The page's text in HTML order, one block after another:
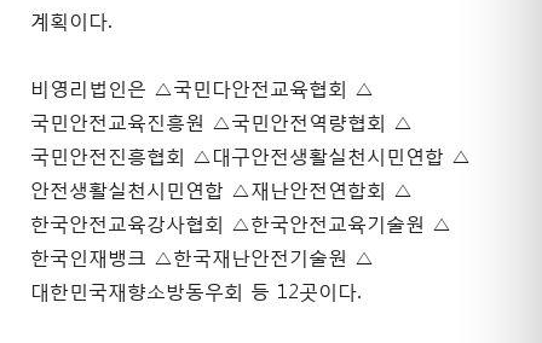
계획이다.
비영리법인은 △국민다안전교육협회 △
국민안전교육진흥원 △국민안전역량협회 △
국민안전진흥협회 △대구안전생활실천시민연합 △
안전생활실천시민연합 △재난안전연합회 △
한국안전교육강사협회 △한국안전교육기술원 △
한국인재뱅크 △한국재난안전기술원 △
대한민국재향소방동우회 등 12곳이다.